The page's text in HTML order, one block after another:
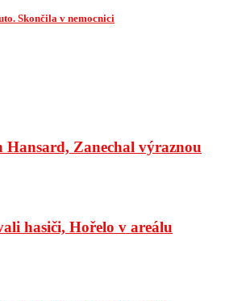
Skončila v nemocnici
Hansard, Zanechal výraznou
hasiči, Hořelo v areálu